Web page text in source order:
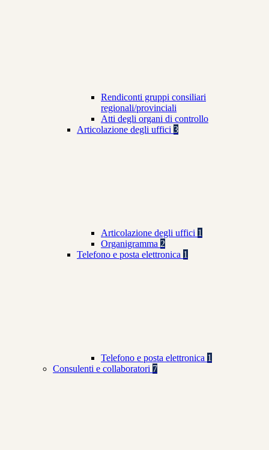
Rendiconti gruppi consiliari
regionali/provinciali
Atti degli organi di controllo
Articolazione degli uffici 3
Articolazione degli uffici 1
Organigramma 2
Telefono e posta elettronica 1
Telefono e posta elettronica 1
Consulenti e collaboratori 7